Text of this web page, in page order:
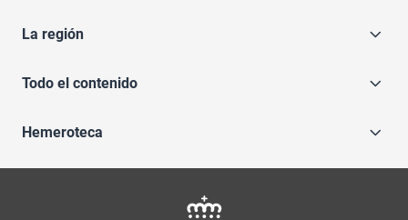
La región
Todo el contenido
Hemeroteca